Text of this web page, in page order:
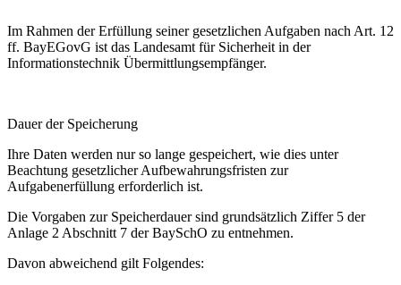
Im Rahmen der Erfüllung seiner gesetzlichen Aufgaben nach Art. 12
ff. BayEGovG ist das Landesamt für Sicherheit in der
Informationstechnik Übermittlungsempfänger.
Dauer der Speicherung
Ihre Daten werden nur so lange gespeichert, wie dies unter
Beachtung gesetzlicher Aufbewahrungsfristen zur
Aufgabenerfüllung erforderlich ist.
Die Vorgaben zur Speicherdauer sind grundsätzlich Ziffer 5 der
Anlage 2 Abschnitt 7 der BaySchO zu entnehmen.
Davon abweichend gilt Folgendes: